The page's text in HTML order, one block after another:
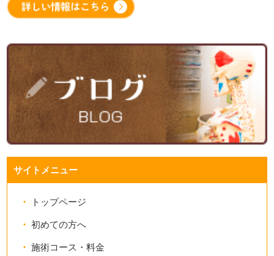
サイトメニュー
トップページ
初めての方へ
施術コース・料金